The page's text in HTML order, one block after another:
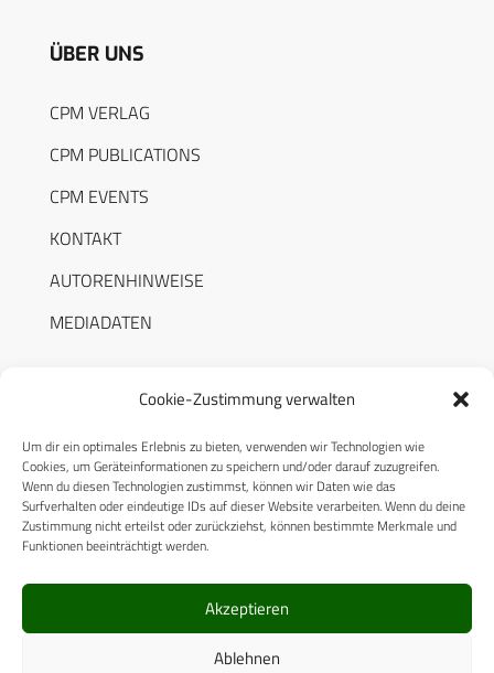
Cookie-Zustimmung verwalten
Um dir ein optimales Erlebnis zu bieten, verwenden wir Technologien wie
Cookies, um Geräteinformationen zu speichern und/oder darauf zuzugreifen.
Wenn du diesen Technologien zustimmst, können wir Daten wie das
Surfverhalten oder eindeutige IDs auf dieser Website verarbeiten. Wenn du deine
Zustimmung nicht erteilst oder zurückziehst, können bestimmte Merkmale und
Funktionen beeinträchtigt werden.
Akzeptieren
Ablehnen
ÜBER UNS
CPM VERLAG
CPM PUBLICATIONS
CPM EVENTS
KONTAKT
AUTORENHINWEISE
MEDIADATEN
RECHTLICHES
Datenschutzerklärung
Cookie-Richtlinie (EU)